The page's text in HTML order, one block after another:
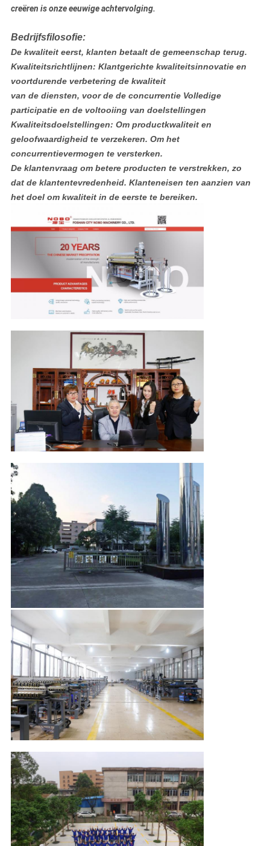
creëren is onze eeuwige achtervolging.
Bedrijfsfilosofie:
De kwaliteit eerst, klanten betaalt de gemeenschap terug.
Kwaliteitsrichtlijnen: Klantgerichte kwaliteitsinnovatie en
voortdurende verbetering de kwaliteit
van de diensten, voor de de concurrentie Volledige
participatie en de voltooiing van doelstellingen
Kwaliteitsdoelstellingen: Om productkwaliteit en
geloofwaardigheid te verzekeren. Om het
concurrentievermogen te versterken.
De klantenvraag om betere producten te verstrekken, zo
dat de klantentevredenheid. Klanteneisen ten aanzien van
het doel om kwaliteit in de eerste te bereiken.